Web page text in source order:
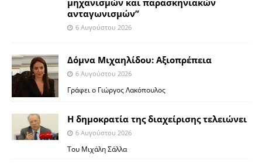
ανταγωνισμών”
6 Αυγούστου 2026
Δόμνα Μιχαηλίδου: Αξιοπρέπεια
6 Αυγούστου 2026
Γράφει ο Γιώργος Λακόπουλος
Η δημοκρατία της διαχείρισης τελειώνει
6 Αυγούστου 2026
Του Μιχάλη Σάλλα